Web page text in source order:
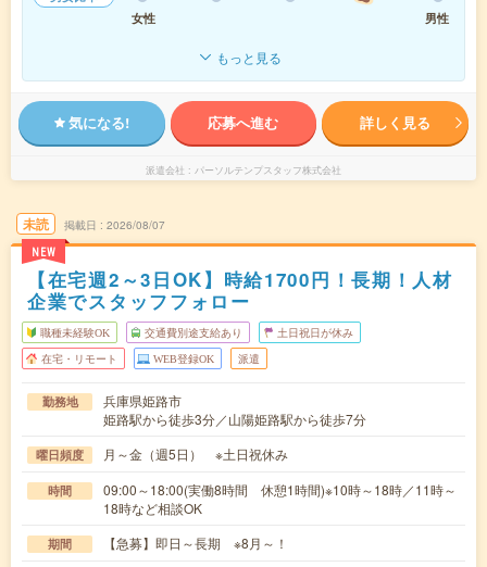
女性
男性
もっと見る
気になる! 応募へ進む 詳しく見る
派遣会社 パーソルテンプスタッフ株式会社
未読
NEW
掲載日 2026/08/07
【在宅週2～3日OK】時給1700円！長期！人材
企業でスタッフフォロー
職種未経験OK 交通費別途支給あり 土日祝日が休み
在宅・リモート WEB登録OK 派遣
勤務地
兵庫県姫路市
姫路駅から徒歩3分／山陽姫路駅から徒歩7分
曜日頻度 月～金（週5日） ※土日祝休み
時間
09:00～18:00(実働8時間 休憩1時間)※10時～18時／11時～
18時など相談OK
期間 【急募】即日～長期 ※8月～！